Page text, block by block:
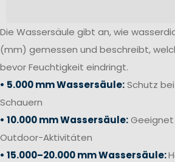
Die Wassersäule gibt an, wie
(mm) gemessen und beschreibt,
bevor Feuchtigkeit eindringt.
• 5.000 mm Wassersäule:Schutz
Schauern
• 10.000 mm Wassersäule:Geeignet
Outdoor-Aktivitäten
• 15.000–20.000 mm Wassersäule: